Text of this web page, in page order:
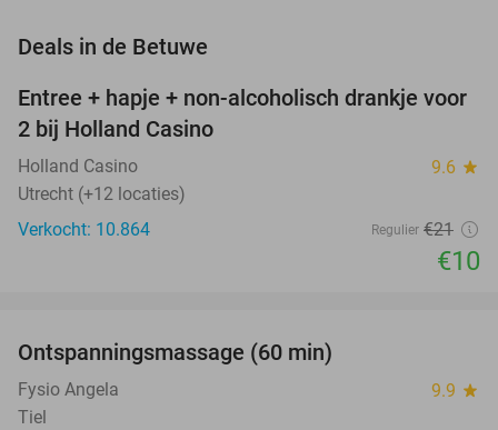
Deals in de Betuwe
52%
Entree + hapje + non-alcoholisch drankje voor
2 bij Holland Casino
Holland Casino 9.6 star
Utrecht (+12 locaties)
Verkocht: 10.864
Regulier €21
€10
Ontspanningsmassage (60 min)
Fysio Angela 9.9 star
Tiel